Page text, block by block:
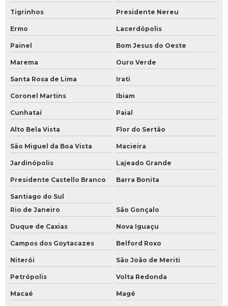
Tigrinhos Presidente Nereu
Ermo Lacerdópolis
Painel Bom Jesus do Oeste
Marema Ouro Verde
Santa Rosa de Lima Irati
Coronel Martins Ibiam
Cunhataí Paial
Alto Bela Vista Flor do Sertão
São Miguel da Boa Vista Macieira
Jardinópolis Lajeado Grande
Presidente Castello Branco Barra Bonita
Santiago do Sul
Rio de Janeiro
São Gonçalo
Duque de Caxias Nova Iguaçu
Campos dos Goytacazes Belford Roxo
Niterói São João de Meriti
Petrópolis Volta Redonda
Macaé Magé